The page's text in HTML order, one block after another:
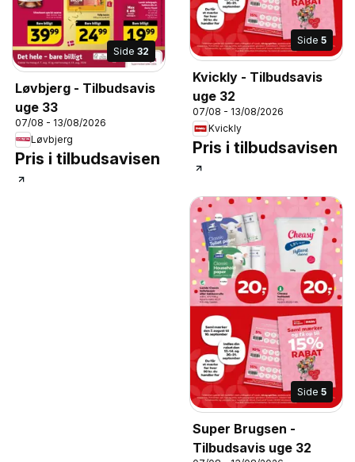
Side 32
Løvbjerg - Tilbudsavis
uge 33
07/08 - 13/08/2026
Løvbjerg
Pris i tilbudsavisen
Side 5
Kvickly - Tilbudsavis
uge 32
07/08 - 13/08/2026
Kvickly
Pris i tilbudsavisen
Side 5
Super Brugsen -
Tilbudsavis uge 32